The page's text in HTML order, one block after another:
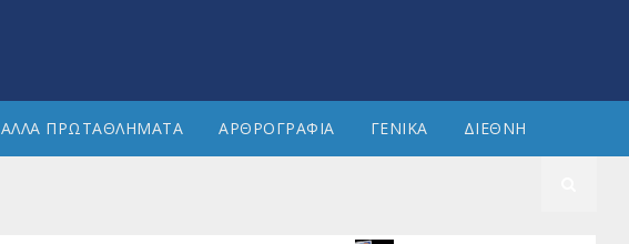
ΑΛΛΑ ΠΡΩΤΑΘΛΗΜΑΤΑ ΑΡΘΡΟΓΡΑΦΙΑ ΓΕΝΙΚΑ ΔΙΕΘΝΗ